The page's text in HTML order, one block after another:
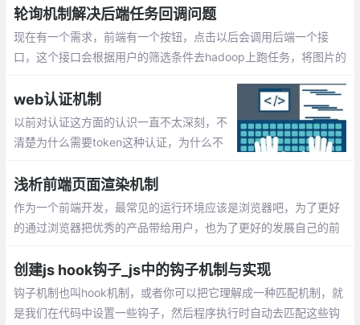
生，再向外传播，正好与事件捕获相反。
轮询机制解决后端任务回调问题
现在有一个需求，前端有一个按钮，点击以后会调用后端一个接
口，这个接口会根据用户的筛选条件去hadoop上跑任务，将图片的
弹出下载框。hadoop上的这个任务耗时比较久
web认证机制
以前对认证这方面的认识一直不太深刻，不
清楚为什么需要token这种认证，为什么不
读了几篇大牛的博客才对认证机制方面有了
进一步了解。
浅析前端页面渲染机制
作为一个前端开发，最常见的运行环境应该是浏览器吧，为了更好
的通过浏览器把优秀的产品带给用户，也为了更好的发展自己的前
面这期间浏览器是如何进行工作的
创建js hook钩子_js中的钩子机制与实现
钩子机制也叫hook机制，或者你可以把它理解成一种匹配机制，就
是我们在代码中设置一些钩子，然后程序执行时自动去匹配这些钩